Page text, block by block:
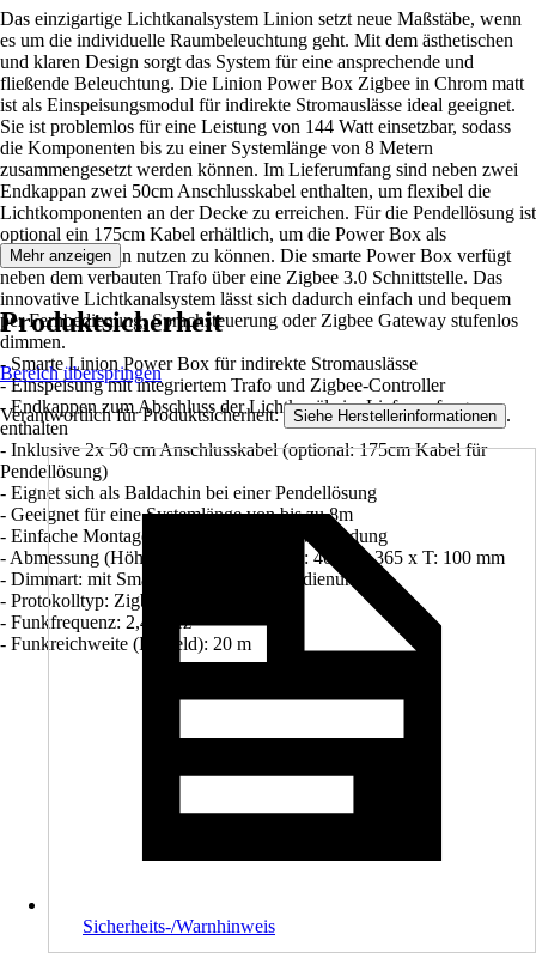
Das einzigartige Lichtkanalsystem Linion setzt neue Maßstäbe, wenn
es um die individuelle Raumbeleuchtung geht. Mit dem ästhetischen
und klaren Design sorgt das System für eine ansprechende und
fließende Beleuchtung. Die Linion Power Box Zigbee in Chrom matt
ist als Einspeisungsmodul für indirekte Stromauslässe ideal geeignet.
Sie ist problemlos für eine Leistung von 144 Watt einsetzbar, sodass
die Komponenten bis zu einer Systemlänge von 8 Metern
zusammengesetzt werden können. Im Lieferumfang sind neben zwei
Endkappan zwei 50cm Anschlusskabel enthalten, um flexibel die
Lichtkomponenten an der Decke zu erreichen. Für die Pendellösung ist
optional ein 175cm Kabel erhältlich, um die Power Box als
Deckenbaldachin nutzen zu können. Die smarte Power Box verfügt
neben dem verbauten Trafo über eine Zigbee 3.0 Schnittstelle. Das
innovative Lichtkanalsystem lässt sich dadurch einfach und bequem
per Fernbedienung, Sprachsteuerung oder Zigbee Gateway stufenlos
dimmen.
- Smarte Linion Power Box für indirekte Stromauslässe
- Einspeisung mit integriertem Trafo und Zigbee-Controller
- Endkappen zum Abschluss der Lichtkanäle im Lieferumfang
enthalten
- Inklusive 2x 50 cm Anschlusskabel (optional: 175cm Kabel für
Pendellösung)
- Eignet sich als Baldachin bei einer Pendellösung
- Geeignet für eine Systemlänge von bis zu 8m
- Einfache Montage durch Plug & Play Verbindung
- Abmessung (Höhe x Breite x Tiefe): H: 40 x B: 365 x T: 100 mm
- Dimmart: mit Smart Home, mit Fernbedienung
- Protokolltyp: Zigbee 3.0
- Funkfrequenz: 2,4 GHz
- Funkreichweite (Freifeld): 20 m
Mehr anzeigen
Produktsicherheit
Bereich überspringen
Verantwortlich für Produktsicherheit: Siehe Herstellerinformationen .
Sicherheits-/Warnhinweis